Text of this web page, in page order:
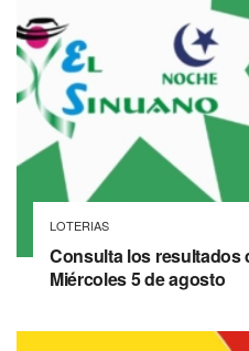
LOTERIAS
Consulta los resultados
Miércoles 5 de agosto